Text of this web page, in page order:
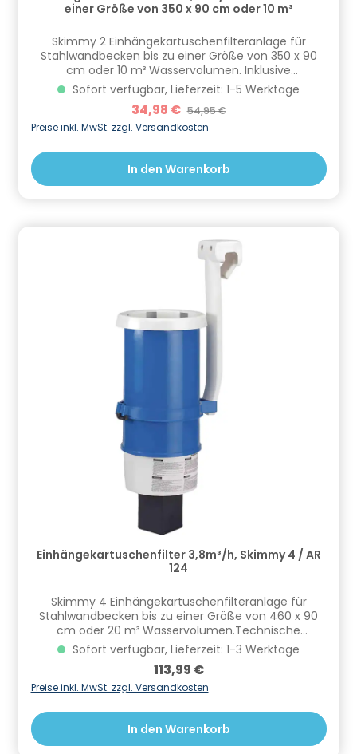
einer Größe von 350 x 90 cm oder 10 m³
Skimmy 2 Einhängekartuschenfilteranlage für
Stahlwandbecken bis zu einer Größe von 350 x 90
cm oder 10 m³ Wasservolumen. Inklusive
Schraubfilterkartusche 170 x 110 mm,
Innendurchmesser 40 mm.Technische
Details:Umwälzleistung ca. 1,7 m³/hVerstellbare
Halterung für StahlwandbeckenPumpe 12 V mit
502010242Steckerfertig montiert Informationen zur
Produktsicherheit Hersteller/EU Verantwortliche
Person: CF Group Deutschland GmbH,
Sofort verfügbar, Lieferzeit: 1-5 Werktage
Verkaufspreis:
34,98 € Regulärer Preis:
54,95 €
Preise inkl. MwSt. zzgl. Versandkosten
In den Warenkorb
Einhängekartuschenfilter 3,8m³/h, Skimmy 4 / AR
124
Skimmy 4 Einhängekartuschenfilteranlage für
Stahlwandbecken bis zu einer Größe von 460 x 90
cm oder 20 m³ Wasservolumen.Technische
Details:Abmessungen 22 x 23 x 50 cmUmwälzleistung
ca 3,8 m³/hHalterung für StahwandbeckenPumpe 12
V mit NetzteilInklusive Filterkartusche
502010241Steckerfertig montiert Informationen zur
Person: Fluidra Deutschland GmbH, Bauhofstraße 18
D, 63762 Großostheim, DE, info@fluidra.de,
+49602697950 Gefahrstoffhinweise (falls
Sofort verfügbar, Lieferzeit: 1-3 Werktage
Regulärer Preis:
113,99 €
Preise inkl. MwSt. zzgl. Versandkosten
In den Warenkorb